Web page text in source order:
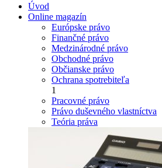
Úvod
Online magazín
Európske právo
Finančné právo
Medzinárodné právo
Obchodné právo
Občianske právo
Ochrana spotrebiteľa
1
Pracovné právo
Právo duševného vlastníctva
Teória práva